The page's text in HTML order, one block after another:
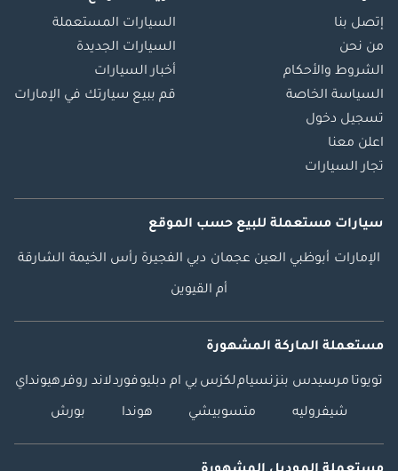
إتصل بنا
من نحن
الشروط والأحكام
السياسة الخاصة
تسجيل دخول
اعلن معنا
تجار السيارات
السيارات المستعملة
السيارات الجديدة
أخبار السيارات
قم ببيع سيارتك في الإمارات
سيارات مستعملة للبيع حسب الموقع
الإمارات أبوظبي العين عجمان دبي الفجيرة رأس الخيمة الشارقة
أم القيوين
مستعملة الماركة المشهورة
تويوتا مرسيدس بنزنسياملكزس بي ام دبليوفوردلاند روفرهيونداي
شيفروليه متسوبيشي هوندا بورش